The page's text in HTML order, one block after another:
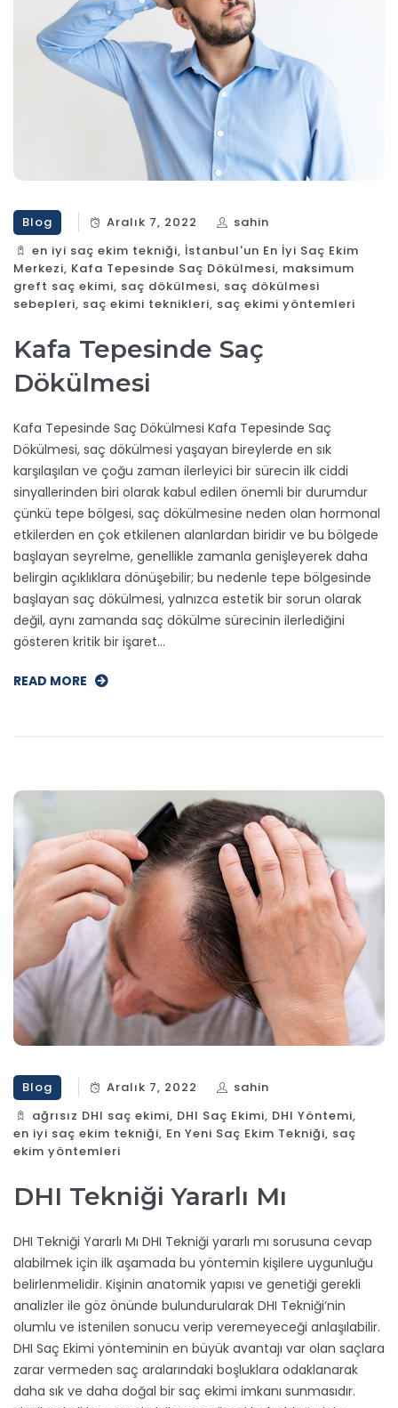
Blog Aralık 7, 2022
sahin
en iyi saç ekim tekniği, İstanbul'un En İyi Saç Ekim
Merkezi, Kafa Tepesinde Saç Dökülmesi, maksimum
greft saç ekimi, saç dökülmesi, saç dökülmesi
sebepleri, saç ekimi teknikleri, saç ekimi yöntemleri
Kafa Tepesinde Saç
Dökülmesi
Kafa Tepesinde Saç Dökülmesi Kafa Tepesinde Saç
Dökülmesi, saç dökülmesi yaşayan bireylerde en sık
karşılaşılan ve çoğu zaman ilerleyici bir sürecin ilk ciddi
sinyallerinden biri olarak kabul edilen önemli bir durumdur
çünkü tepe bölgesi, saç dökülmesine neden olan hormonal
etkilerden en çok etkilenen alanlardan biridir ve bu bölgede
başlayan seyrelme, genellikle zamanla genişleyerek daha
belirgin açıklıklara dönüşebilir; bu nedenle tepe bölgesinde
başlayan saç dökülmesi, yalnızca estetik bir sorun olarak
değil, aynı zamanda saç dökülme sürecinin ilerlediğini
gösteren kritik bir işaret…
READ MORE
Blog Aralık 7, 2022
sahin
ağrısız DHI saç ekimi, DHI Saç Ekimi, DHI Yöntemi,
en iyi saç ekim tekniği, En Yeni Saç Ekim Tekniği, saç
ekim yöntemleri
DHI Tekniği Yararlı Mı
DHI Tekniği Yararlı Mı DHI Tekniği yararlı mı sorusuna cevap
alabilmek için ilk aşamada bu yöntemin kişilere uygunluğu
belirlenmelidir. Kişinin anatomik yapısı ve genetiği gerekli
analizler ile göz önünde bulundurularak DHI Tekniği’nin
olumlu ve istenilen sonucu verip veremeyeceği anlaşılabilir.
DHI Saç Ekimi yönteminin en büyük avantajı var olan saçlara
zarar vermeden saç aralarındaki boşluklara odaklanarak
daha sık ve daha doğal bir saç ekimi imkanı sunmasıdır.